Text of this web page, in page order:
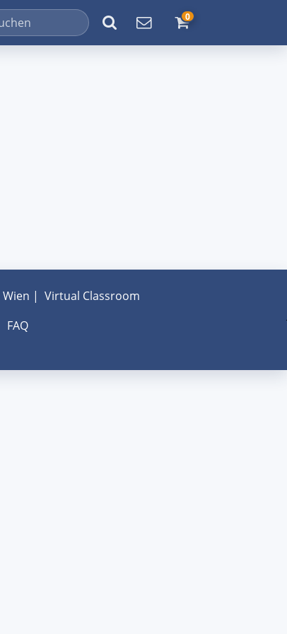
0
Wien | Virtual Classroom
FAQ